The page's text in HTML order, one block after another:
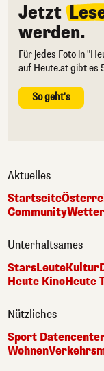
Jetzt
werden.
Für jedes Foto in
auf Heute.at gibt es
So geht's
Aktuelles
Startseite
CommunityWetter
Unterhaltsames
StarsLeuteKultur
Heute KinoHeute
Nützliches
Sport
Wohnen